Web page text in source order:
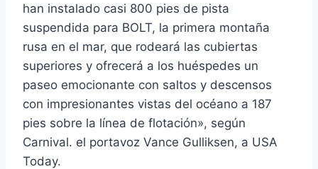
han instalado casi 800 pies de pista
suspendida para BOLT, la primera montaña
rusa en el mar, que rodeará las cubiertas
superiores y ofrecerá a los huéspedes un
paseo emocionante con saltos y descensos
con impresionantes vistas del océano a 187
pies sobre la línea de flotación», según
Carnival. el portavoz Vance Gulliksen, a USA
Today.